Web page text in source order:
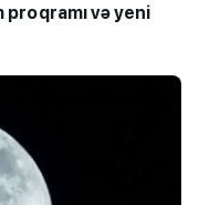
və yeni